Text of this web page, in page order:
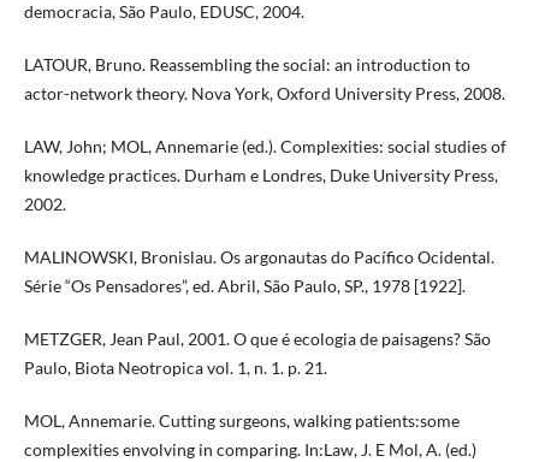
democracia, São Paulo, EDUSC, 2004.
LATOUR, Bruno. Reassembling the social: an introduction to
actor-network theory. Nova York, Oxford University Press, 2008.
LAW, John; MOL, Annemarie (ed.). Complexities: social studies of
knowledge practices. Durham e Londres, Duke University Press,
2002.
MALINOWSKI, Bronislau. Os argonautas do Pacífico Ocidental.
Série “Os Pensadores”, ed. Abril, São Paulo, SP., 1978 [1922].
METZGER, Jean Paul, 2001. O que é ecologia de paisagens? São
Paulo, Biota Neotropica vol. 1, n. 1. p. 21.
MOL, Annemarie. Cutting surgeons, walking patients:some
complexities envolving in comparing. In:Law, J. E Mol, A. (ed.)